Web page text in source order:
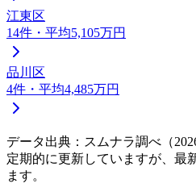
江東区
14件 ・平均5,105万円
品川区
4件 ・平均4,485万円
データ出典：スムナラ調べ（
定期的に更新していますが、最
ます。